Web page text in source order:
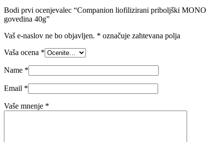
Bodi prvi ocenjevalec “Companion liofilizirani priboljški MONO
govedina 40g”
Vaš e-naslov ne bo objavljen. * označuje zahtevana polja
Vaša ocena *
Name *
Email *
Vaše mnenje *